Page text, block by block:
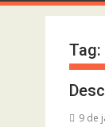
Tag:
9 de